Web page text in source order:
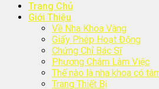
Trang Chủ
Giới Thiệu
Về Nha Khoa Vàng
Giấy Phép Hoạt Động
Chứng Chỉ Bác Sĩ
Phương Châm Làm Việc
Thế nào là nha khoa có
Trang Thiết Bị